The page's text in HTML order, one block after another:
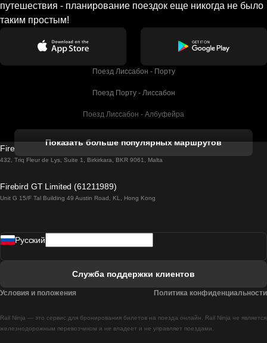
путешествия - планирование поездок еще никогда не было
таким простым!
Поезд Лиссабон - Порту
Поезд Порту - Лиссабон
Поезд Лиссабон - Албуфейра
Поезд Лиссабон - Лагос
Поезд Лиссабон - Мадрид
Поезд Лиссабон - Брага
Показать больше популярных маршрутов
Firebird GT Limited (OC 1451)
432, Triq Fleur de Lys, Suite 1, Birkirkara, BKR 9061, Malta
Firebird GT Limited (61211989)
Unit G 15/F Tal Building 49 Austin Road, KL, Hong Kong
Rail Ninja — это сервис для бронирования билетов на поезда онлайн. Rail Ninja не является
железнодорожным перевозчиком и не владеет и не управляет поездами.
Pусский
Служба поддержки клиентов
Условия и положения Политика конфиденциальности